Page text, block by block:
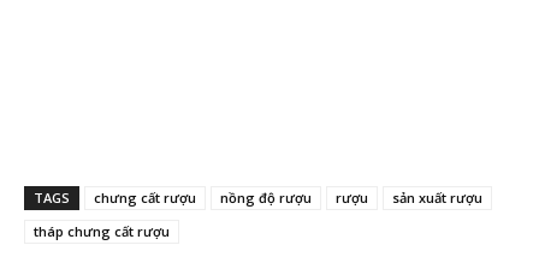
TAGS chưng cất rượu nồng độ rượu rượu
sản xuất rượu
tháp chưng cất rượu